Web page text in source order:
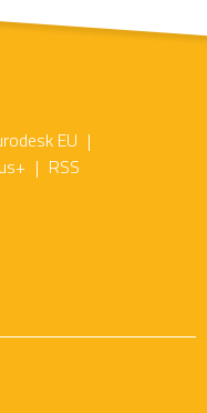
EU
RSS